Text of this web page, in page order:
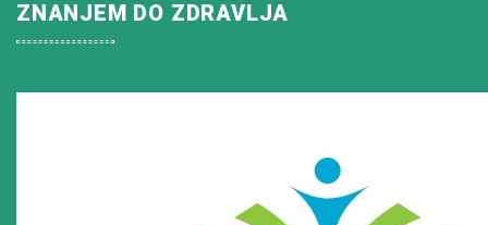
ZNANJEM DO ZDRAVLJA